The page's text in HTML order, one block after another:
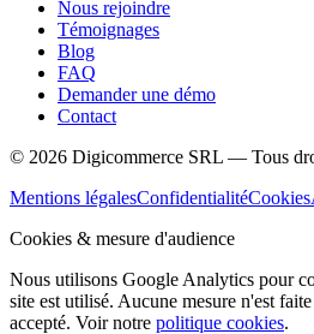
Nous rejoindre
Témoignages
Blog
FAQ
Demander une démo
Contact
© 2026 Digicommerce SRL — Tous
Mentions légalesConfidentialitéCookies
Cookies & mesure d'audience
Nous utilisons Google Analytics pour
site est utilisé. Aucune mesure n'est
accepté. Voir notre politique cookies.